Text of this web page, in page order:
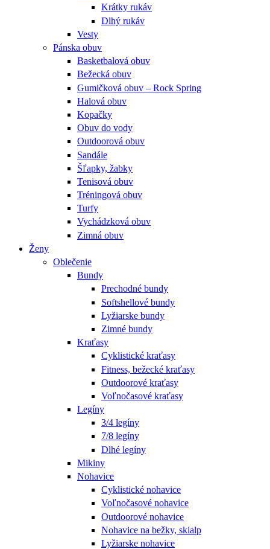
Krátky rukáv
Dlhý rukáv
Vesty
Pánska obuv
Basketbalová obuv
Bežecká obuv
Gumičková obuv – Rock Spring
Halová obuv
Kopačky
Obuv do vody
Outdoorová obuv
Sandále
Šľapky, žabky
Tenisová obuv
Tréningová obuv
Turfy
Vychádzková obuv
Zimná obuv
Ženy
Oblečenie
Bundy
Prechodné bundy
Softshellové bundy
Lyžiarske bundy
Zimné bundy
Kraťasy
Cyklistické kraťasy
Fitness, bežecké kraťasy
Outdoorové kraťasy
Voľnočasové kraťasy
Legíny
3/4 legíny
7/8 legíny
Dlhé legíny
Mikiny
Nohavice
Cyklistické nohavice
Voľnočasové nohavice
Outdoorové nohavice
Nohavice na bežky, skialp
Lyžiarske nohavice